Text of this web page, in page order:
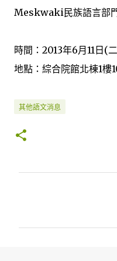
Meskwaki民族語言部
時間：2013年6月11日(
地點：綜合院館北棟1樓
其他語文消息